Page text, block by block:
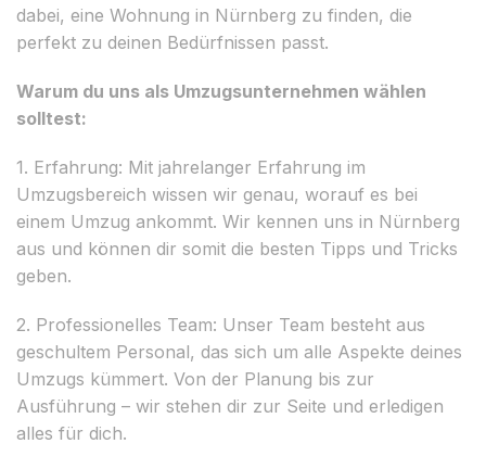
dabei, eine Wohnung in Nürnberg zu finden, die
perfekt zu deinen Bedürfnissen passt.
Warum du uns als Umzugsunternehmen wählen
solltest:
1. Erfahrung: Mit jahrelanger Erfahrung im
Umzugsbereich wissen wir genau, worauf es bei
einem Umzug ankommt. Wir kennen uns in Nürnberg
aus und können dir somit die besten Tipps und Tricks
geben.
2. Professionelles Team: Unser Team besteht aus
geschultem Personal, das sich um alle Aspekte deines
Umzugs kümmert. Von der Planung bis zur
Ausführung – wir stehen dir zur Seite und erledigen
alles für dich.